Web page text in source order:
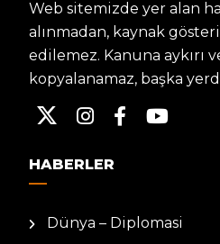
Web sitemizde yer alan
alınmadan, kaynak
edilemez. Kanuna aykırı
kopyalanamaz, başka
HABERLER
Dünya – Diplomasi